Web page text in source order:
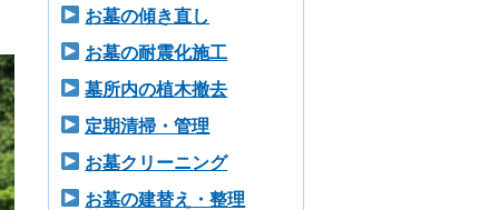
お墓の傾き直し
お墓の耐震化施工
墓所内の植木撤去
定期清掃・管理
お墓クリーニング
お墓の建替え・整理